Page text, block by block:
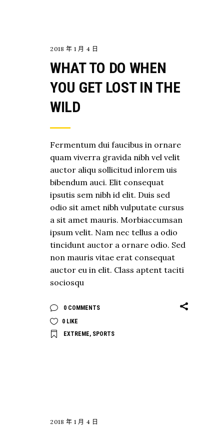
2018 年 1 月 4 日
WHAT TO DO WHEN
YOU GET LOST IN THE
WILD
Fermentum dui faucibus in ornare
quam viverra gravida nibh vel velit
auctor aliqu sollicitud inlorem uis
bibendum auci. Elit consequat
ipsutis sem nibh id elit. Duis sed
odio sit amet nibh vulputate cursus
a sit amet mauris. Morbiaccumsan
ipsum velit. Nam nec tellus a odio
tincidunt auctor a ornare odio. Sed
non mauris vitae erat consequat
auctor eu in elit. Class aptent taciti
sociosqu
0 COMMENTS
0 LIKE
EXTREME, SPORTS
2018 年 1 月 4 日